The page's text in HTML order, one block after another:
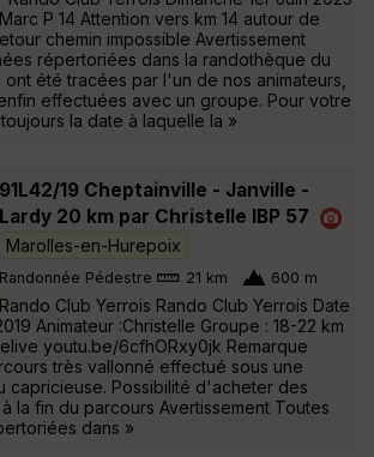
Marc P 14 Attention vers km 14 autour de
chemin impossible Avertissement
répertoriées dans la randothèque du
ont été tracées par l'un de nos animateurs,
effectuées avec un groupe. Pour votre
la date à laquelle la »
91L42/19 Cheptainville - Janville -
Lardy 20 km par Christelle IBP 57
Marolles-en-Hurepoix
Randonnée Pédestre 21 km 600 m
Rando Club Yerrois Rando Club Yerrois Date
Animateur :Christelle Groupe : 18-22 km
youtu.be/6cfhORxy0jk Remarque
très vallonné effectué sous une
capricieuse. Possibilité d'acheter des
la fin du parcours Avertissement Toutes
dans »